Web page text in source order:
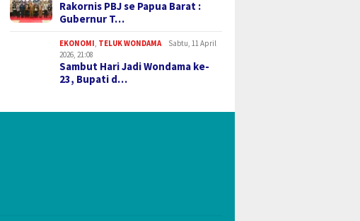
Rakornis PBJ se Papua Barat :
Gubernur T…
EKONOMI TELUK WONDAMA
Sabtu, 11 April
2026, 21:08
Sambut Hari Jadi Wondama ke-
23, Bupati d…